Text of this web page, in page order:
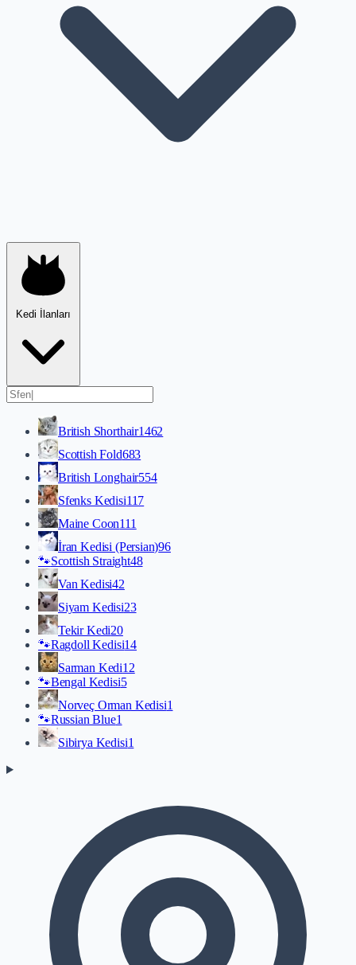
Kedi İlanları
British Shorthair1462
Scottish Fold683
British Longhair554
Sfenks Kedisi117
Maine Coon111
İran Kedisi (Persian)96
🐾Scottish Straight48
Van Kedisi42
Siyam Kedisi23
Tekir Kedi20
🐾Ragdoll Kedisi14
Sarman Kedi12
🐾Bengal Kedisi5
Norveç Orman Kedisi1
🐾Russian Blue1
Sibirya Kedisi1